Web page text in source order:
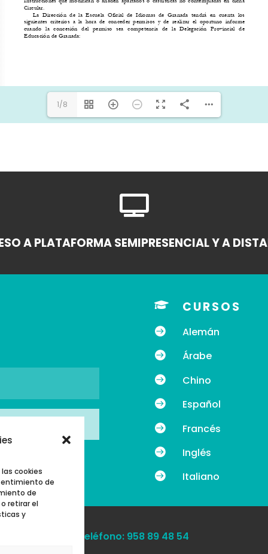
cookies
de
de
retirar el
y
1/8

A PLATAFORMA SEMIPRESENCIAL Y A
 CURSOS
 Alemán
 Árabe
 Chino
 Español
 Francés
 Inglés
 Italiano
Teléfono: 958 89 48 54